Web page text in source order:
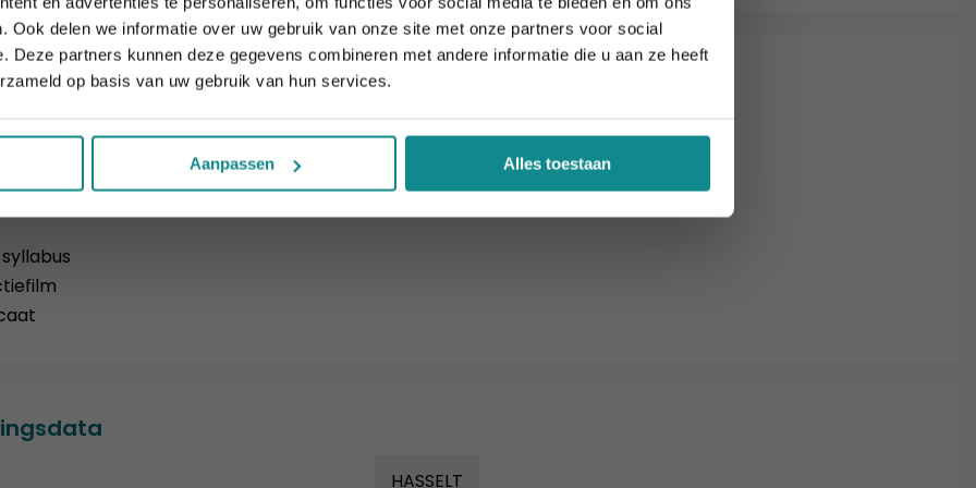
Ook delen we informatie over uw gebruik van onze site met onze partners voor social
Deze partners kunnen deze gegevens combineren met andere informatie die u aan ze heeft
op basis van uw gebruik van hun services.
Aanpassen Alles toestaan
€ 1.304,10
tot
gespreide betalingin 5 termijnen van 20%.
HASSELT
Sluiten